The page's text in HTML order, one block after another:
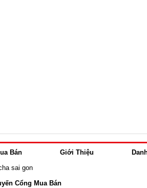
Bán Giới Thiệu
sai gon
Cổng Mua Bán